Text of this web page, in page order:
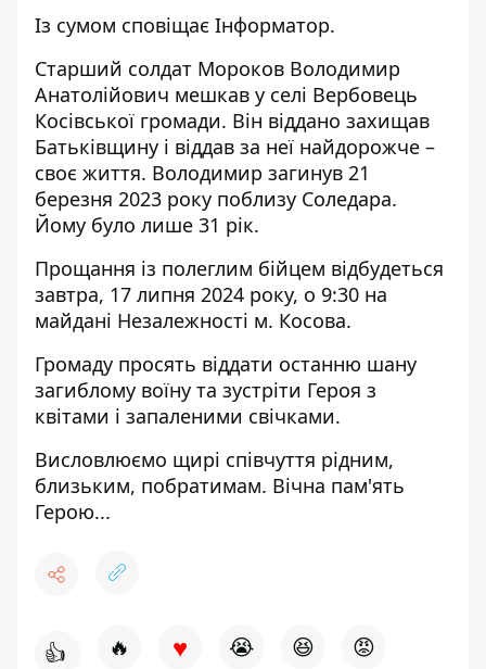
Із сумом сповіщає Інформатор.
Старший солдат Мороков Володимир
Анатолійович мешкав у селі Вербовець
Косівської громади. Він віддано захищав
Батьківщину і віддав за неї найдорожче –
своє життя. Володимир загинув 21
березня 2023 року поблизу Соледара.
Йому було лише 31 рік.
Прощання із полеглим бійцем відбудеться
завтра, 17 липня 2024 року, о 9:30 на
майдані Незалежності м. Косова.
Громаду просять віддати останню шану
загиблому воїну та зустріти Героя з
квітами і запаленими свічками.
Висловлюємо щирі співчуття рідним,
близьким, побратимам. Вічна пам'ять
Герою...
👍 🔥 ♥ 😭 😆 😡